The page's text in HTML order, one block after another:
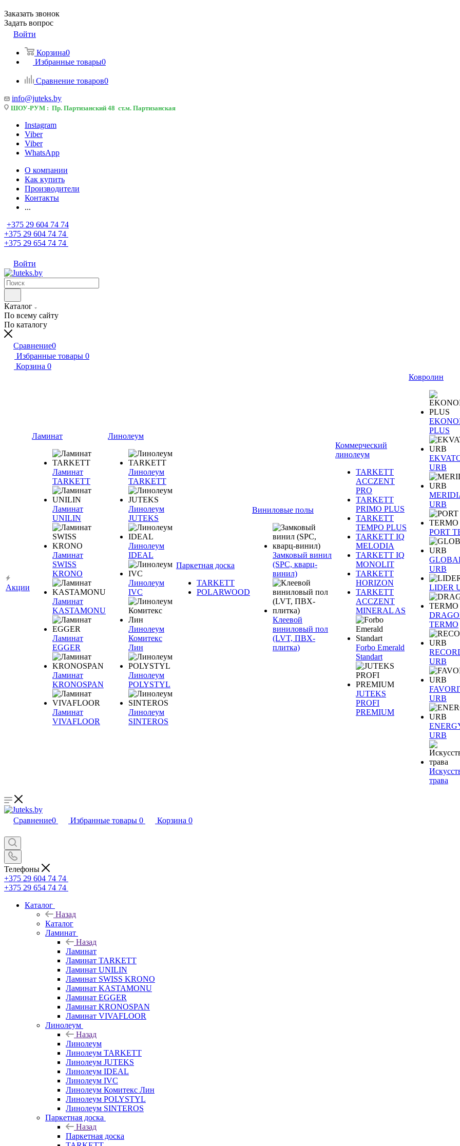
Заказать звонок
Задать вопрос
Войти
Корзина0
Избранные товары0
Сравнение товаров0
info@juteks.by
ШОУ-РУМ : Пр. Партизанский 48 ст.м. Партизанская
Instagram
Viber
Viber
WhatsApp
О компании
Как купить
Производители
Контакты
...
+375 29 604 74 74
+375 29 604 74 74
+375 29 654 74 74
Войти
Каталог
По всему сайту
По каталогу
Сравнение0
Избранные товары 0
Корзина 0
Акции
Ламинат
Ламинат
TARKETT
Ламинат
UNILIN
Ламинат
SWISS
KRONO
Ламинат
KASTAMONU
Ламинат
EGGER
Ламинат
KRONOSPAN
Ламинат
VIVAFLOOR
Линолеум
Линолеум
TARKETT
Линолеум
JUTEKS
Линолеум
IDEAL
Линолеум
IVC
Линолеум
Комитекс
Лин
Линолеум
POLYSTYL
Линолеум
SINTEROS
Паркетная доска
TARKETT
POLARWOOD
Виниловые полы
Замковый винил
(SPC, кварц-
винил)
Клеевой
виниловый пол
(LVT, ПВХ-
плитка)
Коммерческий
линолеум
TARKETT
ACCZENT
PRO
TARKETT
PRIMO PLUS
TARKETT
TEMPO PLUS
TARKETT IQ
MELODIA
TARKETT IQ
MONOLIT
TARKETT
HORIZON
TARKETT
ACCZENT
MINERAL AS
Forbo Emerald
Standart
JUTEKS
PROFI
PREMIUM
Ковролин
PLUS
URB
URB
PORT
URB
LIDER
TERMO
URB
URB
URB
трава
Сравнение0 Избранные товары 0 Корзина 0
Телефоны
+375 29 604 74 74
+375 29 654 74 74
Каталог
Назад
Каталог
Ламинат
Назад
Ламинат
Ламинат TARKETT
Ламинат UNILIN
Ламинат SWISS KRONO
Ламинат KASTAMONU
Ламинат EGGER
Ламинат KRONOSPAN
Ламинат VIVAFLOOR
Линолеум
Назад
Линолеум
Линолеум TARKETT
Линолеум JUTEKS
Линолеум IDEAL
Линолеум IVC
Линолеум Комитекс Лин
Линолеум POLYSTYL
Линолеум SINTEROS
Паркетная доска
Назад
Паркетная доска